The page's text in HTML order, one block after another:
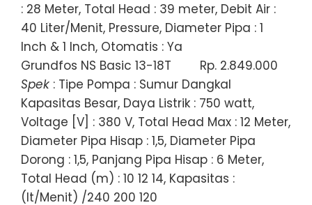
: 28 Meter, Total Head : 39 meter, Debit Air :
40 Liter/Menit, Pressure, Diameter Pipa : 1
Inch & 1 Inch, Otomatis : Ya
Grundfos NS Basic 13-18T
Rp. 2.849.000
Spek : Tipe Pompa : Sumur Dangkal
Kapasitas Besar, Daya Listrik : 750 watt,
Voltage [V] : 380 V, Total Head Max : 12 Meter,
Diameter Pipa Hisap : 1,5, Diameter Pipa
Dorong : 1,5, Panjang Pipa Hisap : 6 Meter,
Total Head (m) : 10 12 14, Kapasitas :
(lt/Menit) /240 200 120